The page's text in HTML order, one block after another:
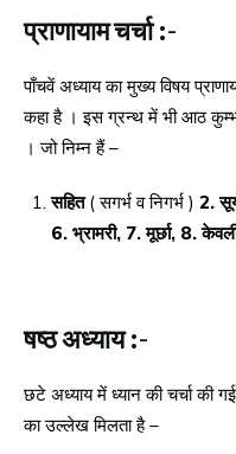
प्राणायाम चर्चा :-
पाँचवें अध्याय का मुख्य विषय
कहा है । इस ग्रन्थ में भी आठ
। जो निम्न हैं –
सहित( सगर्भ व निगर्भ ) 2.
6. भ्रामरी, 7. मूर्छा, 8.
षष्ठ अध्याय :-
छटे अध्याय में ध्यान की चर्चा की
का उल्लेख मिलता है –